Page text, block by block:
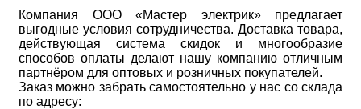
Компания ООО «Мастер электрик» предлагает
выгодные условия сотрудничества. Доставка товара,
действующая система скидок и многообразие
способов оплаты делают нашу компанию отличным
партнёром для оптовых и розничных покупателей.
Заказ можно забрать самостоятельно у нас со склада
по адресу: